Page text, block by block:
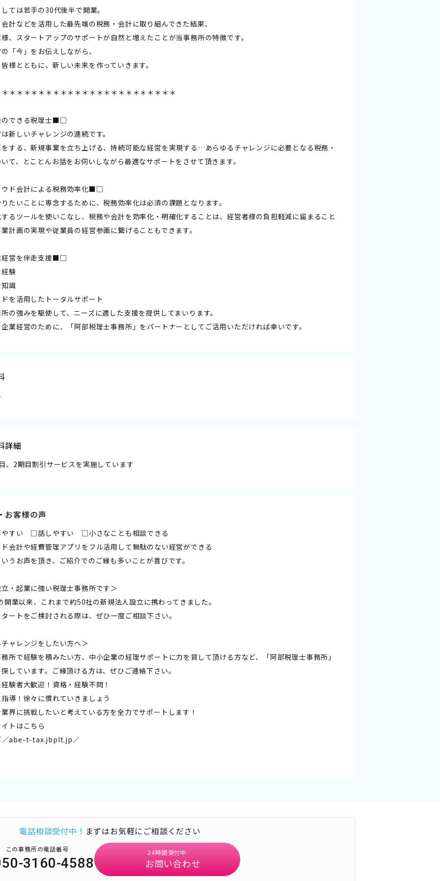
ては若手の30代後半で開業。
計などを活用した最先端の税務・会計に取り組んできた結果、
、スタートアップのサポートが自然と増えたことが当事務所の特徴です。
「今」をお伝えしながら、
様とともに、新しい未来を作っていきます。
＊＊＊＊＊＊＊＊＊＊＊＊＊＊＊＊＊＊＊＊＊＊＊
できる税理士■□
新しいチャレンジの連続です。
する、新規事業を立ち上げる、持続可能な経営を実現する…あらゆるチャレンジに必要となる税務・
て、とことんお話をお伺いしながら最適なサポートをさせて頂きます。
ド会計による税務効率化■□
たいことに専念するために、税務効率化は必須の課題となります。
るツールを使いこなし、税務や会計を効率化・明確化することは、経営者様の負担軽減に留まること
計画の実現や従業員の経営参画に繋げることもできます。
営を伴走支援■□
験
識
を活用したトータルサポート
の強みを駆使して、ニーズに適した支援を提供してまいります。
業経営のために、「阿部税理士事務所」をパートナーとしてご活用いただければ幸いです。
詳細
、2期目割引サービスを実施しています
お客様の声
すい □話しやすい □小さなことも相談できる
会計や経費管理アプリをフル活用して無駄のない経営ができる
うお声を頂き、ご紹介でのご縁も多いことが喜びです。
・起業に強い税理士事務所です＞
開業以来、これまで約50社の新規法人設立に携わってきました。
ートをご検討される際は、ぜひ一度ご相談下さい。
ャレンジをしたい方へ＞
所で経験を積みたい方、中小企業の経理サポートに力を貸して頂ける方など、「阿部税理士事務所」
しています。ご縁頂ける方は、ぜひご連絡下さい。
験者大歓迎！資格・経験不問！
導！徐々に慣れていきましょう
界に挑戦したいと考えている方を全力でサポートします！
トはこちら
abe-t-tax.jbplt.jp／
電話相談受付中！ まずはお気軽にご相談ください
この事務所の電話番号
3160-4588
24時間受付中
お問い合わせ